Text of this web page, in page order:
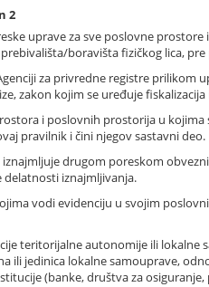
2
uprave za sve poslovne prostore
boravišta fizičkog lica,
za privredne registre prilikom
zakon kojim se uređuje fiskalizacija
i poslovnih prostorija u
pravilnik i čini njegov sastavni deo.
drugom poreskom
delatnosti iznajmljivanja.
vodi evidenciju u svojim
teritorijalne autonomije ili lokalne
ili jedinica lokalne samouprave,
(banke, društva za